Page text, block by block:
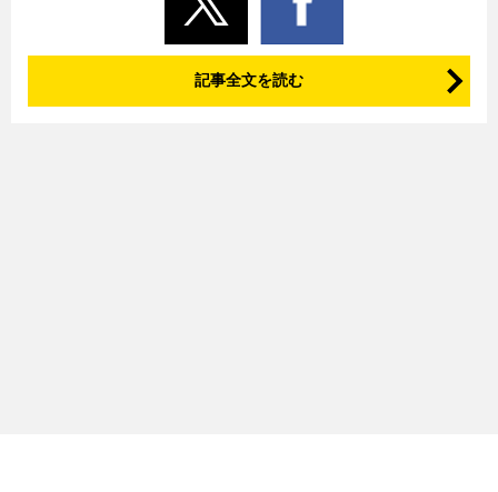
記事全文を読む